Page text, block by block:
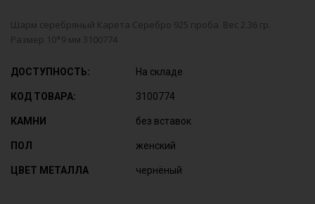
Шарм серебряный Карета Серебро 925 проба. Вес 2.36 гр.
Размер 10*9 мм 3100774
ДОСТУПНОСТЬ: На складе
КОД ТОВАРА: 3100774
КАМНИ без вставок
ПОЛ женский
ЦВЕТ МЕТАЛЛА чернёный